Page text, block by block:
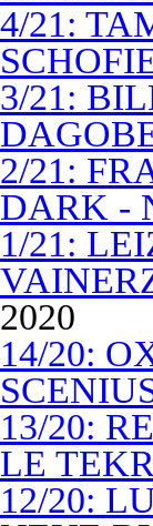
4/21:
3/21:
2/21:
DARK -
1/21:
2020
14/20:
13/20:
LE
12/20: